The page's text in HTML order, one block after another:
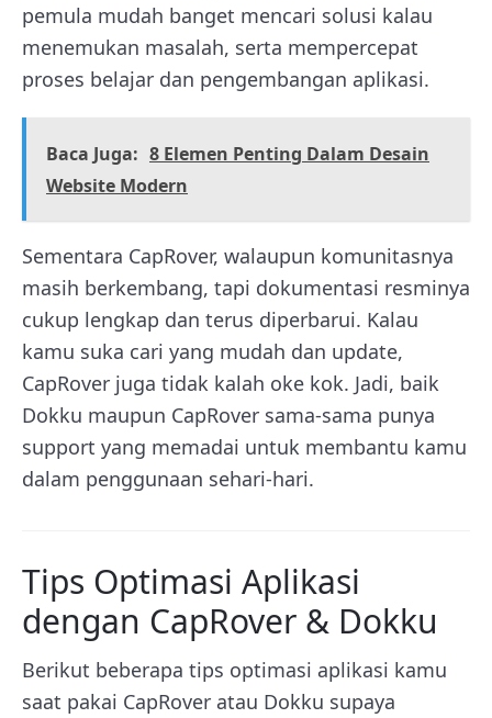
pemula mudah banget mencari solusi kalau
menemukan masalah, serta mempercepat
proses belajar dan pengembangan aplikasi.
Baca Juga: 8 Elemen Penting Dalam Desain
Website Modern
Sementara CapRover, walaupun komunitasnya
masih berkembang, tapi dokumentasi resminya
cukup lengkap dan terus diperbarui. Kalau
kamu suka cari yang mudah dan update,
CapRover juga tidak kalah oke kok. Jadi, baik
Dokku maupun CapRover sama-sama punya
support yang memadai untuk membantu kamu
dalam penggunaan sehari-hari.
Tips Optimasi Aplikasi
dengan CapRover & Dokku
Berikut beberapa tips optimasi aplikasi kamu
saat pakai CapRover atau Dokku supaya